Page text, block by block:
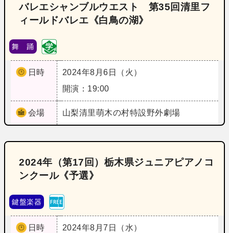
バレエシャンブルウエスト 第35回清里フ
ィールドバレエ《白鳥の湖》
舞 踊
日時
2024年8月6日（火）
開演：19:00
会場 山梨清里萌木の村特設野外劇場
2024年（第17回）栃木県ジュニアピアノコ
ンクール《予選》
鍵盤楽器
日時
2024年8月7日（水）